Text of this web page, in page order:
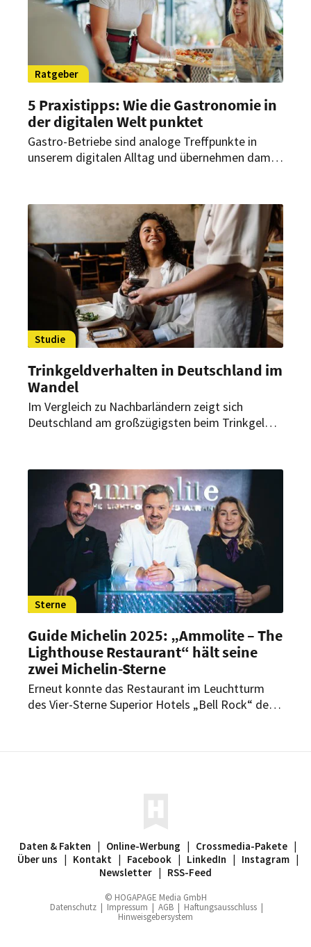
Ratgeber
5 Praxistipps: Wie die Gastronomie in
der digitalen Welt punktet
Gastro-Betriebe sind analoge Treffpunkte in
unserem digitalen Alltag und übernehmen damit
Geschäftserfolg nutzen können.
Studie
Trinkgeldverhalten in Deutschland im
Wandel
Im Vergleich zu Nachbarländern zeigt sich
Deutschland am großzügigsten beim Trinkgeld –
eingespielten System.
Sterne
Guide Michelin 2025: „Ammolite – The
Lighthouse Restaurant“ hält seine
zwei Michelin-Sterne
Erneut konnte das Restaurant im Leuchtturm
des Vier-Sterne Superior Hotels „Bell Rock“ des
Daten & Fakten Online-Werbung Crossmedia-Pakete
Über uns
Kontakt Facebook LinkedIn Instagram
Newsletter
RSS-Feed
© HOGAPAGE Media GmbH
Datenschutz | Impressum | AGB | Haftungsausschluss |
Hinweisgebersystem